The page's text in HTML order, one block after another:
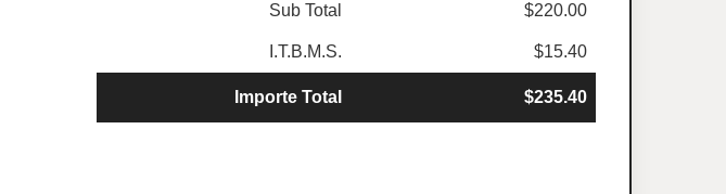
Sub Total $220.00
I.T.B.M.S. $15.40
Importe Total $235.40